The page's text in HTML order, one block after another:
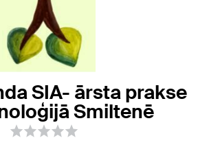
SIA- ārsta prakse
Smiltenē